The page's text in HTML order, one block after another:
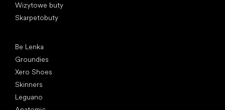
Wizytowe buty
Skarpetobuty
Be Lenka
Groundies
Xero Shoes
Skinners
Leguano